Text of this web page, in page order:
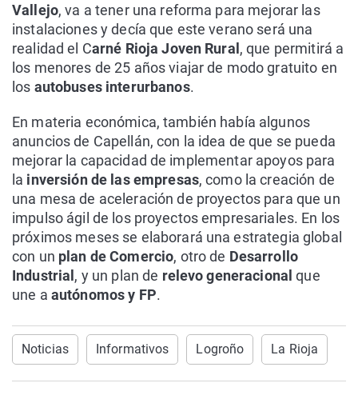
Vallejo, va a tener una reforma para mejorar las
instalaciones y decía que este verano será una
realidad el Carné Rioja Joven Rural , que permitirá a
los menores de 25 años viajar de modo gratuito en
los autobuses interurbanos.
En materia económica, también había algunos
anuncios de Capellán, con la idea de que se pueda
mejorar la capacidad de implementar apoyos para
la inversión de las empresas, como la creación de
una mesa de aceleración de proyectos para que un
impulso ágil de los proyectos empresariales. En los
próximos meses se elaborará una estrategia global
con un plan de Comercio, otro de Desarrollo
Industrial , y un plan de relevo generacional que
une a autónomos y FP.
Noticias Informativos Logroño La Rioja